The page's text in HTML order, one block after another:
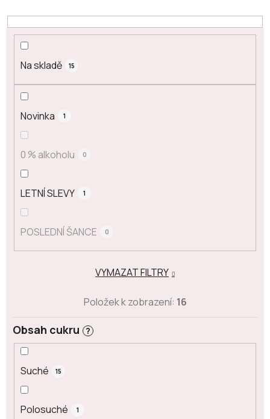
Na skladě 15
Novinka 1
0 % alkoholu 0
LETNÍ SLEVY 1
POSLEDNÍ ŠANCE 0
Obsah cukru ?
Suché 15
Polosuché 1
VYMAZAT FILTRY
Položek k zobrazení: 16